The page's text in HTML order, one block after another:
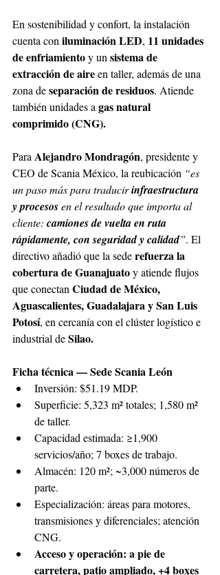
En sostenibilidad y confort, la instalación
cuenta con iluminación LED, 11 unidades
de enfriamiento y un sistema de
extracción de aire en taller, además de una
zona de separación de residuos. Atiende
también unidades a gas natural
comprimido (CNG).
Para Alejandro Mondragón, presidente y
CEO de Scania México, la reubicación “es
un paso más para traducir infraestructura
y procesos en el resultado que importa al
cliente: camiones de vuelta en ruta
rápidamente, con seguridad y calidad”. El
directivo añadió que la sede refuerza la
cobertura de Guanajuato y atiende flujos
que conectan Ciudad de México,
Aguascalientes, Guadalajara y San Luis
Potosí, en cercanía con el clúster logístico e
industrial de Silao.
Ficha técnica — Sede Scania León
Inversión: $51.19 MDP.
Superficie: 5,323 m² totales; 1,580 m²
de taller.
Capacidad estimada: ≥1,900
servicios/año; 7 boxes de trabajo.
Almacén: 120 m²; ~3,000 números de
parte.
Especialización: áreas para motores,
transmisiones y diferenciales; atención
CNG.
Acceso y operación: a pie de
carretera, patio ampliado, +4 boxes